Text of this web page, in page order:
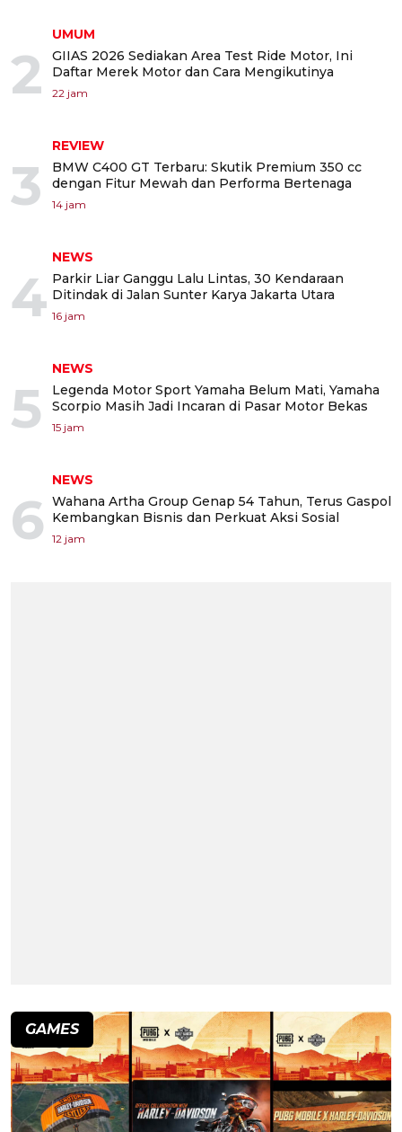
2
UMUM
GIIAS 2026 Sediakan Area Test Ride Motor, Ini
Daftar Merek Motor dan Cara Mengikutinya
22 jam
3
REVIEW
BMW C400 GT Terbaru: Skutik Premium 350 cc
dengan Fitur Mewah dan Performa Bertenaga
14 jam
4
NEWS
Parkir Liar Ganggu Lalu Lintas, 30 Kendaraan
Ditindak di Jalan Sunter Karya Jakarta Utara
16 jam
5
NEWS
Legenda Motor Sport Yamaha Belum Mati, Yamaha
Scorpio Masih Jadi Incaran di Pasar Motor Bekas
15 jam
6
NEWS
Wahana Artha Group Genap 54 Tahun, Terus Gaspol
Kembangkan Bisnis dan Perkuat Aksi Sosial
12 jam
GAMES